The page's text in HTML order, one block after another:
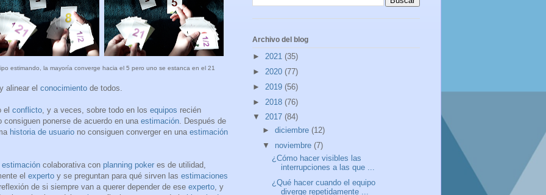
estimando, la mayoría converge hacia el 5 pero uno se estanca en el 21
alinear el conocimiento de todos.
el conflicto , y a veces, sobre todo en los equipos recién
consiguen ponerse de acuerdo en una estimación . Después de
historia de usuario no consiguen converger en una estimación
estimación colaborativa con planning poker es de utilidad,
el experto y se preguntan para qué sirven las estimaciones
de si siempre van a querer depender de ese experto , y
Archivo del blog
► 2021 (35)
► 2020 (77)
► 2019 (56)
► 2018 (76)
▼ 2017 (84)
► diciembre (12)
▼ noviembre (7)
¿Cómo hacer visibles las
interrupciones a las que ...
¿Qué hacer cuando el equipo
diverge repetidamente ...